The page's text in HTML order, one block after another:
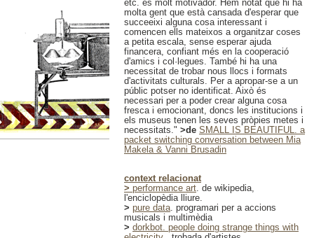
etc. és molt motivador. Hem notat que hi ha
molta gent que està cansada d'esperar que
succeeixi alguna cosa interessant i
comencen ells mateixos a organitzar coses
a petita escala, sense esperar ajuda
financera, confiant més en la cooperació
d'amics i col·legues. També hi ha una
necessitat de trobar nous llocs i formats
d'activitats culturals. Per a apropar-se a un
públic potser no identificat. Això és
necessari per a poder crear alguna cosa
fresca i emocionant, doncs les institucions i
els museus tenen les seves pròpies metes i
necessitats." >de SMALL IS BEAUTIFUL. a
packet switching conversation between Mia
Makela & Vanni Brusadin
context relacionat
> performance art. de wikipedia,
l'enciclopèdia lliure.
> pure data. programari per a accions
musicals i multimèdia
> dorkbot. people doing strange things with